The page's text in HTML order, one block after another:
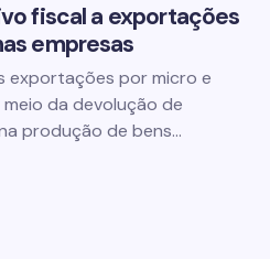
fiscal a exportações
empresas
exportações por micro e
da devolução de
produção de bens…